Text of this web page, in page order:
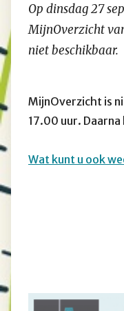
Op dinsdag 27
MijnOverzicht
niet beschikbaar.
MijnOverzicht is
17.00 uur. Daarna
Wat kunt u ook